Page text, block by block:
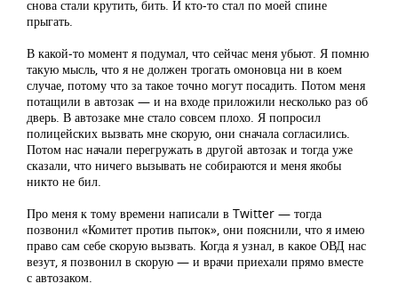
снова стали крутить, бить. И кто-то стал по моей спине
прыгать.
В какой-то момент я подумал, что сейчас меня убьют. Я помню
такую мысль, что я не должен трогать омоновца ни в коем
случае, потому что за такое точно могут посадить. Потом меня
потащили в автозак — и на входе приложили несколько раз об
дверь. В автозаке мне стало совсем плохо. Я попросил
полицейских вызвать мне скорую, они сначала согласились.
Потом нас начали перегружать в другой автозак и тогда уже
сказали, что ничего вызывать не собираются и меня якобы
никто не бил.
Про меня к тому времени написали в Twitter — тогда
позвонил «Комитет против пыток», они пояснили, что я имею
право сам себе скорую вызвать. Когда я узнал, в какое ОВД нас
везут, я позвонил в скорую — и врачи приехали прямо вместе
с автозаком.